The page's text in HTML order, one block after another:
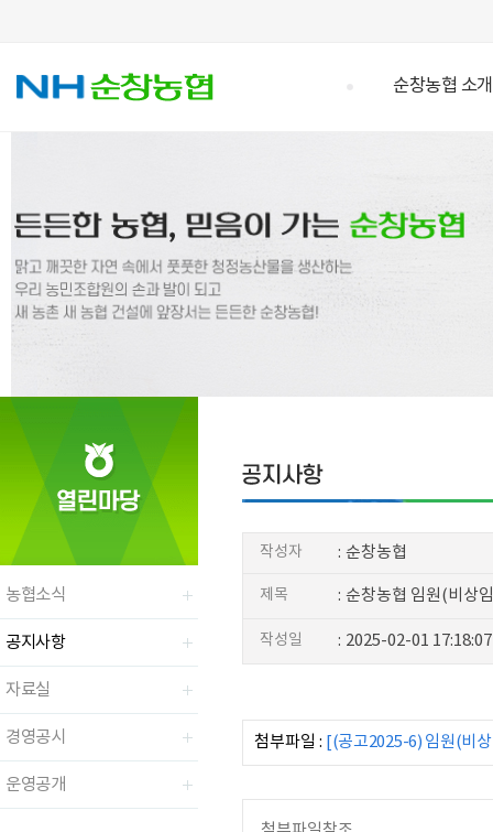
순창농협 소개
농협소식
공지사항
자료실
경영공시
운영공개
작성자 : 순창농협
제목 : 순창농협 임원(비상
작성일 : 2025-02-01 17:18:07
첨부파일 : [(공고2025-6) 임원(비